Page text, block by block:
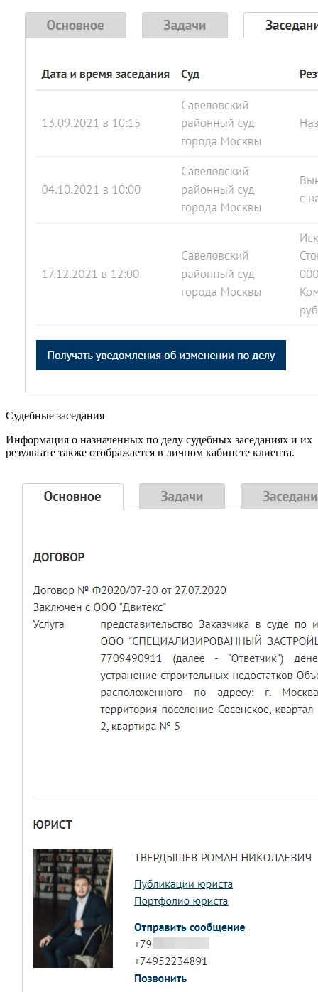
Судебные заседания
Информация о назначенных по делу судебных заседаниях и их
результате также отображается в личном кабинете клиента.